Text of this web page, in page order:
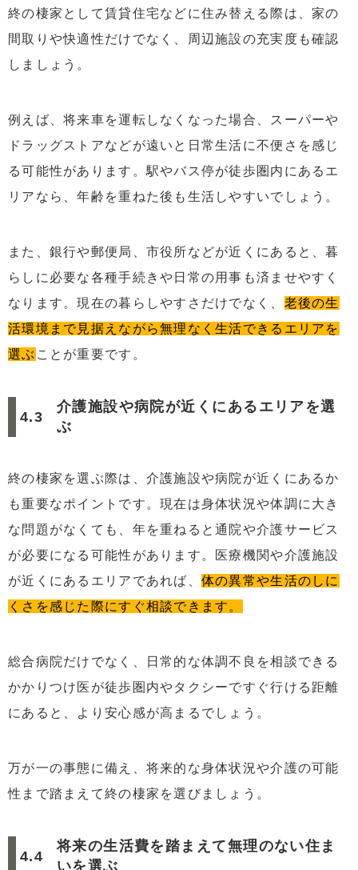
終の棲家として賃貸住宅などに住み替える際は、家の
間取りや快適性だけでなく、周辺施設の充実度も確認
しましょう。
例えば、将来車を運転しなくなった場合、スーパーや
ドラッグストアなどが遠いと日常生活に不便さを感じ
る可能性があります。駅やバス停が徒歩圏内にあるエ
リアなら、年齢を重ねた後も生活しやすいでしょう。
また、銀行や郵便局、市役所などが近くにあると、暮
らしに必要な各種手続きや日常の用事も済ませやすく
なります。現在の暮らしやすさだけでなく、 老後の生
活環境まで見据えながら無理なく生活できるエリアを
選ぶ ことが重要です。
介護施設や病院が近くにあるエリアを選
ぶ
終の棲家を選ぶ際は、介護施設や病院が近くにあるか
も重要なポイントです。現在は身体状況や体調に大き
な問題がなくても、年を重ねると通院や介護サービス
が必要になる可能性があります。医療機関や介護施設
が近くにあるエリアであれば、 体の異常や生活のしに
くさを感じた際にすぐ相談できます。
総合病院だけでなく、日常的な体調不良を相談できる
かかりつけ医が徒歩圏内やタクシーですぐ行ける距離
にあると、より安心感が高まるでしょう。
万が一の事態に備え、将来的な身体状況や介護の可能
性まで踏まえて終の棲家を選びましょう。
将来の生活費を踏まえて無理のない住ま
いを選ぶ